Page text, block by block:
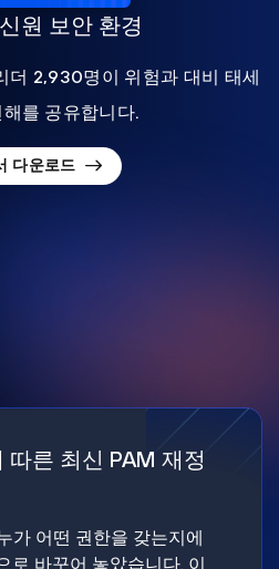
원 보안 환경
더 2,930명이 위험과 대비 태세
를 공유합니다.
다운로드
따른 최신 PAM 재정
가 어떤 권한을 갖는지에
로 바꾸어 놓았습니다. 이